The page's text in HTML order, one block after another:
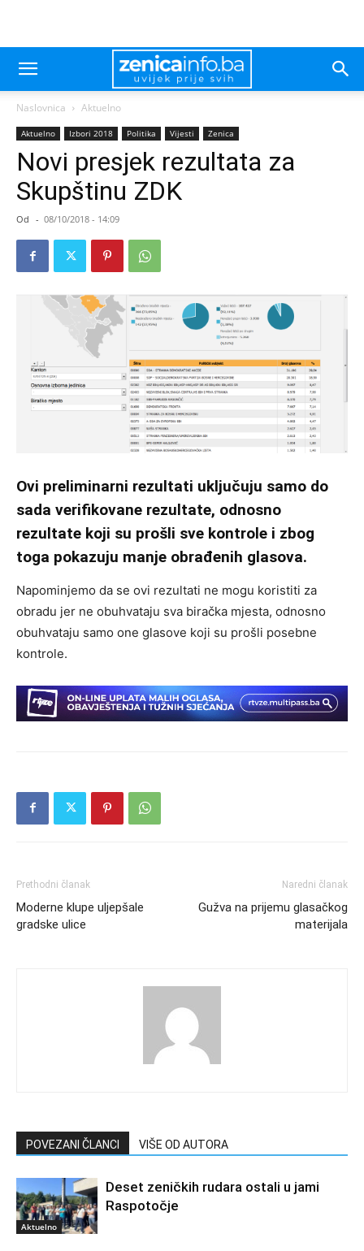
Naslovnica Aktuelno
Aktuelno Izbori 2018 Politika Vijesti Zenica
Novi presjek rezultata za
Skupštinu ZDK
Od - 08/10/2018 - 14:09
Ovi preliminarni rezultati uključuju samo do
sada verifikovane rezultate, odnosno
rezultate koji su prošli sve kontrole i zbog
toga pokazuju manje obrađenih glasova.
Napominjemo da se ovi rezultati ne mogu koristiti za
obradu jer ne obuhvataju sva biračka mjesta, odnosno
obuhvataju samo one glasove koji su prošli posebne
kontrole.
Prethodni članak
Moderne klupe uljepšale
gradske ulice
Naredni članak
Gužva na prijemu glasačkog
materijala
POVEZANI ČLANCI VIŠE OD AUTORA
Aktuelno
Deset zeničkih rudara ostali u jami
Raspotočje